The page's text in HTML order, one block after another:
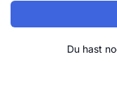
Du hast